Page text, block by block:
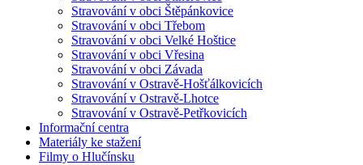
Stravování v obci Štěpánkovice
Stravování v obci Třebom
Stravování v obci Velké Hoštice
Stravování v obci Vřesina
Stravování v obci Závada
Stravování v Ostravě-Hošťálkovicích
Stravování v Ostravě-Lhotce
Stravování v Ostravě-Petřkovicích
Informační centra
Materiály ke stažení
Filmy o Hlučínsku